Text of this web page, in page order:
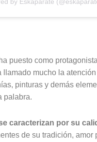
puesto como
llamado mucho la atención
pinturas y demás
palabra.
caracterizan por su
de su tradición, amor